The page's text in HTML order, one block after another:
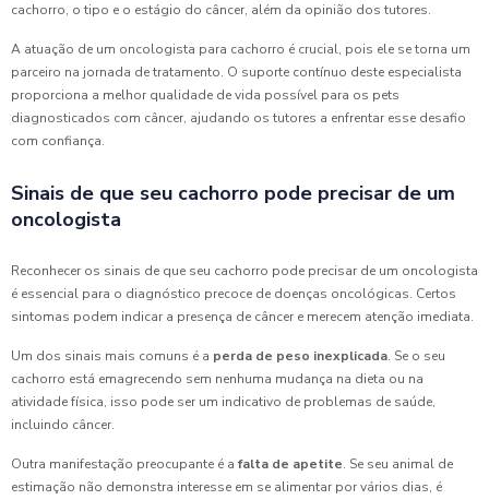
cachorro, o tipo e o estágio do câncer, além da opinião dos tutores.
A atuação de um oncologista para cachorro é crucial, pois ele se torna um
parceiro na jornada de tratamento. O suporte contínuo deste especialista
proporciona a melhor qualidade de vida possível para os pets
diagnosticados com câncer, ajudando os tutores a enfrentar esse desafio
com confiança.
Sinais de que seu cachorro pode precisar de um
oncologista
Reconhecer os sinais de que seu cachorro pode precisar de um oncologista
é essencial para o diagnóstico precoce de doenças oncológicas. Certos
sintomas podem indicar a presença de câncer e merecem atenção imediata.
Um dos sinais mais comuns é a perda de peso inexplicada. Se o seu
cachorro está emagrecendo sem nenhuma mudança na dieta ou na
atividade física, isso pode ser um indicativo de problemas de saúde,
incluindo câncer.
Outra manifestação preocupante é a falta de apetite. Se seu animal de
estimação não demonstra interesse em se alimentar por vários dias, é